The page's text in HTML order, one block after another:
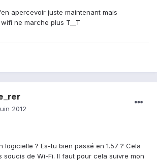
apercevoir juste maintenant mais
ne marche plus T__T
2012
logicielle ? Es-tu bien passé en 1.57 ? Cela
soucis de Wi-Fi. ll faut pour cela suivre mon